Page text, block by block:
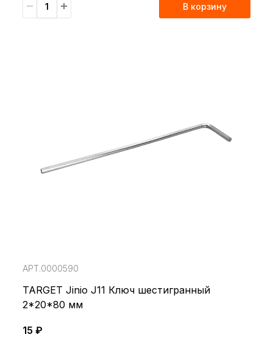
В корзину
АРТ.0000590
TARGET Jinio J11 Ключ шестигранный
2*20*80 мм
15 ₽